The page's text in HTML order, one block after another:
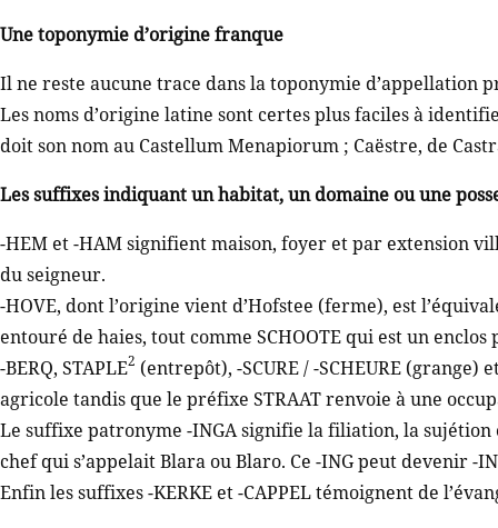
Une toponymie d’origine franque
Il ne reste aucune trace dans la toponymie d’appellation
Les noms d’origine latine sont certes plus faciles à
doit son nom au Castellum Menapiorum ; Caëstre, de
Les suffixes indiquant un habitat, un domaine ou une
-HEM et -HAM signifient maison, foyer et par extension
du seigneur.
-HOVE, dont l’origine vient d’Hofstee (ferme), est
entouré de haies, tout comme SCHOOTE qui est un
-BERQ, STAPLE2 (entrepôt), -SCURE / -SCHEURE
agricole tandis que le préfixe STRAAT renvoie à une
Le suffixe patronyme -INGA signifie la filiation, la sujétion
chef qui s’appelait Blara ou Blaro. Ce -ING peut devenir -
Enfin les suffixes -KERKE et -CAPPEL témoignent de